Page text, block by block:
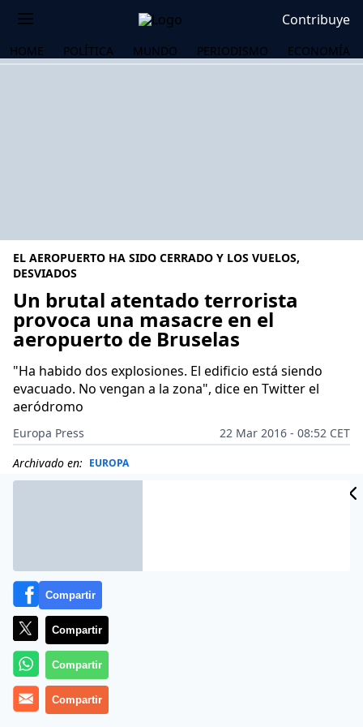
Contribuye
HOME POLÍTICA MUNDO PERIODISMO ECONOMÍA
EL AEROPUERTO HA SIDO CERRADO Y LOS VUELOS,
DESVIADOS
Un brutal atentado terrorista
provoca una masacre en el
aeropuerto de Bruselas
"Ha habido dos explosiones. El edificio está siendo
evacuado. No vengan a la zona", dice en Twitter el
aeródromo
Europa Press
22 Mar 2016 - 08:52 CET
Archivado en: EUROPA
Compartir
Compartir
Compartir
Compartir